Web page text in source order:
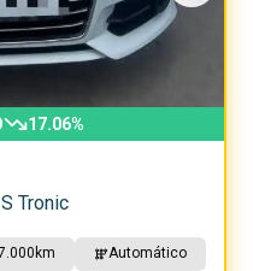
17.06%
Tronic
km Automático